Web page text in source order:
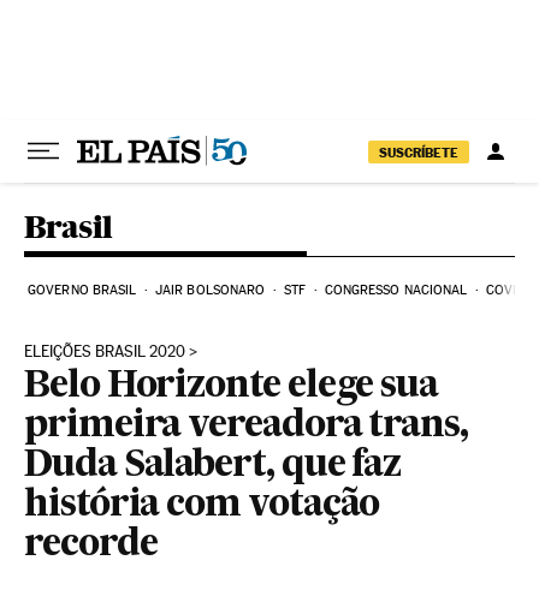
SUSCRÍBETE
Brasil
GOVERNO BRASIL JAIR BOLSONARO STF CONGRESSO NACIONAL COVID-
ELEIÇÕES BRASIL 2020
Belo Horizonte elege sua
primeira vereadora trans,
Duda Salabert, que faz
história com votação
recorde